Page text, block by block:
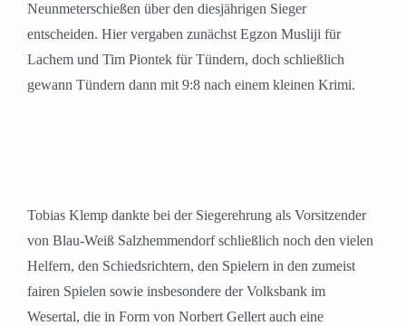
Neunmeterschießen über den diesjährigen Sieger
entscheiden. Hier vergaben zunächst Egzon Musliji für
Lachem und Tim Piontek für Tündern, doch schließlich
gewann Tündern dann mit 9:8 nach einem kleinen Krimi.
Tobias Klemp dankte bei der Siegerehrung als Vorsitzender
von Blau-Weiß Salzhemmendorf schließlich noch den vielen
Helfern, den Schiedsrichtern, den Spielern in den zumeist
fairen Spielen sowie insbesondere der Volksbank im
Wesertal, die in Form von Norbert Gellert auch eine